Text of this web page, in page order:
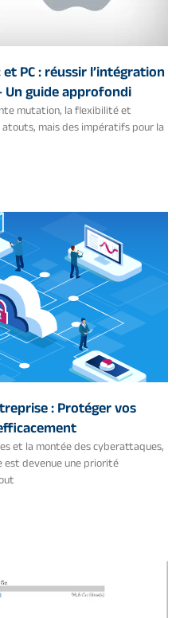
PC : réussir l’intégration
Un guide approfondi
mutation, la flexibilité et
mais des impératifs pour la
: Protéger vos
et la montée des cyberattaques,
est devenue une priorité